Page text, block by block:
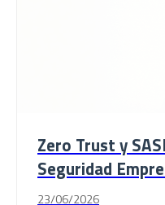
Zero Trust y
Seguridad
23/06/2026